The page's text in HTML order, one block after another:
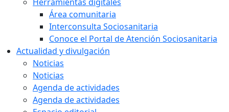
Área comunitaria
Interconsulta Sociosanitaria
Conoce el Portal de Atención Sociosanitaria
Actualidad y divulgación
Noticias
Noticias
Agenda de actividades
Agenda de actividades